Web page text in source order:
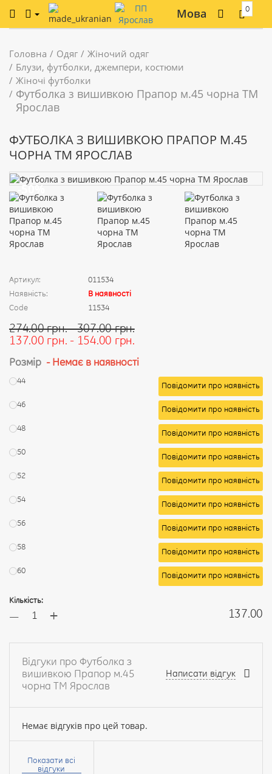
Мова 0
Головна Одяг
Жіночий одяг
Блузи, футболки, джемпери, костюми
Жіночі футболки
Футболка з вишивкою Прапор м.45 чорна ТМ
Ярослав
ФУТБОЛКА З ВИШИВКОЮ ПРАПОР М.45
ЧОРНА ТМ ЯРОСЛАВ
-50%
Артикул:
011534
Наявність:
В наявності
Code
11534
274.00 грн. - 307.00 грн.
137.00 грн. - 154.00 грн.
Розмір - Немає в наявності
44
Повідомити про наявність
46
Повідомити про наявність
48
Повідомити про наявність
50
Повідомити про наявність
52
Повідомити про наявність
54
Повідомити про наявність
56
Повідомити про наявність
58
Повідомити про наявність
60
Повідомити про наявність
Кількість:
— + 137.00
Відгуки про Футболка з
вишивкою Прапор м.45
чорна ТМ Ярослав
Написати відгук
Немає відгуків про цей товар.
Ваше
Показати всі
відгуки